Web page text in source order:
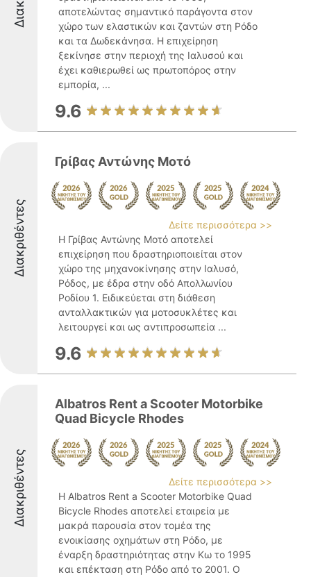
αποτελώντας σημαντικό παράγοντα στον
χώρο των ελαστικών και ζαντών στη Ρόδο
και τα Δωδεκάνησα. Η επιχείρηση
ξεκίνησε στην περιοχή της Ιαλυσού και
έχει καθιερωθεί ως πρωτοπόρος στην
εμπορία, ...
9.6
Διακριθέντες
Γρίβας Αντώνης Μοτό
Δείτε περισσότερα >>
Η Γρίβας Αντώνης Μοτό αποτελεί
επιχείρηση που δραστηριοποιείται στον
χώρο της μηχανοκίνησης στην Ιαλυσό,
Ρόδος, με έδρα στην οδό Απολλωνίου
Ροδίου 1. Ειδικεύεται στη διάθεση
ανταλλακτικών για μοτοσυκλέτες και
λειτουργεί και ως αντιπροσωπεία ...
9.6
Διακριθέντες
Albatros Rent a Scooter Motorbike
Quad Bicycle Rhodes
Δείτε περισσότερα >>
Η Albatros Rent a Scooter Motorbike Quad
Bicycle Rhodes αποτελεί εταιρεία με
μακρά παρουσία στον τομέα της
ενοικίασης οχημάτων στη Ρόδο, με
έναρξη δραστηριότητας στην Κω το 1995
και επέκταση στη Ρόδο από το 2001. Ο